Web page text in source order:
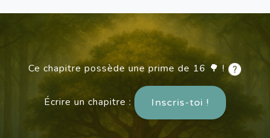
Ce chapitre possède une prime de 16 🌳 !
Écrire un chapitre : Inscris-toi !